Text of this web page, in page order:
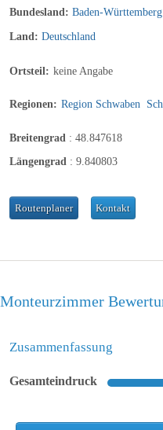
Bundesland: Baden-Württemberg
Land: Deutschland
Ortsteil: keine Angabe
Regionen: Region Schwaben
Breitengrad : 48.847618
Längengrad : 9.840803
Routenplaner Kontakt
Monteurzimmer
Zusammenfassung
Gesamteindruck